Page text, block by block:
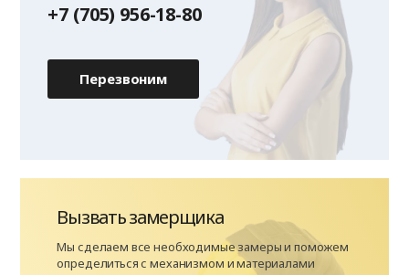
+7 (705) 956-18-80
Перезвоним
Вызвать замерщика
Мы сделаем все необходимые замеры и поможем
определиться с механизмом и материалами